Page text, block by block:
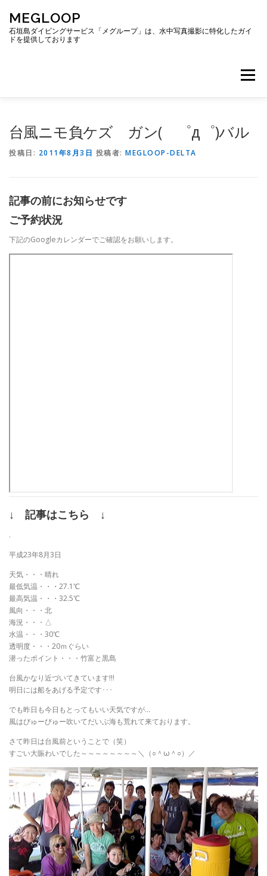
ッ
MEGLOOP
石垣島ダイビングサービス「メグループ」は、水中写真撮影に特化したガイ
ドを提供しております
メニュー
台風ニモ負ケズ ガン( ゜д゜)バル
投稿日: 2011年8月3日 投稿者: MEGLOOP-DELTA
記事の前にお知らせです
ご予約状況
下記のGoogleカレンダーでご確認をお願いします。
↓ 記事はこちら ↓
.
平成23年8月3日
天気・・・晴れ
最低気温・・・27.1℃
最高気温・・・32.5℃
風向・・・北
海況・・・△
水温・・・30℃
透明度・・・20ｍぐらい
潜ったポイント・・・竹富と黒島
台風かなり近づいてきています!!!
明日には船をあげる予定です･･･
でも昨日も今日もとってもいい天気ですが…
風はびゅーびゅー吹いてだいぶ海も荒れて来ております。
さて昨日は台風前ということで（笑）
すごい大賑わいでした～～～～～～～～＼（○＾ω＾○）／